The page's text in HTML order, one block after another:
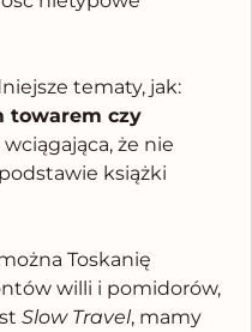
tematy, jak:
towarem czy
że nie
książki
Toskanię
willi i pomidorów,
Slow Travel, mamy